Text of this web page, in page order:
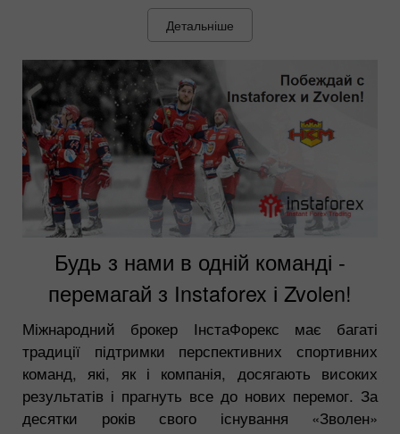
Детальніше
Будь з нами в одній команді -
перемагай з Instaforex і Zvolen!
Міжнародний брокер ІнстаФорекс має багаті
традиції підтримки перспективних спортивних
команд, які, як і компанія, досягають високих
результатів і прагнуть все до нових перемог. За
десятки років свого існування «Зволен»